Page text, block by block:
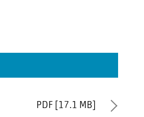
PDF [17.1 MB]